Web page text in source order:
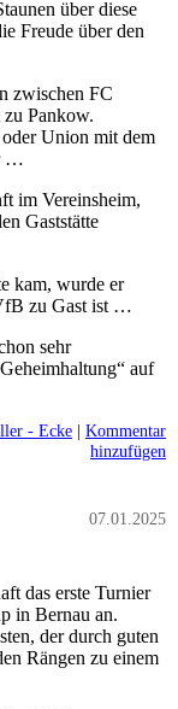
über diese
Freude über den
zwischen FC
Pankow.
Union mit dem
…
im Vereinsheim,
Gaststätte
kam, wurde er
zu Gast ist …
sehr
auf
- Ecke | Kommentar
hinzufügen
07.01.2025
das erste Turnier
in Bernau an.
der durch guten
Rängen zu einem